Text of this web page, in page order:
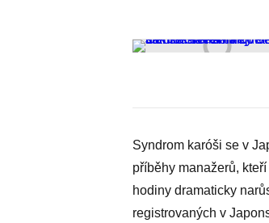
Syndrom karóši se v
příběhy manažerů,
hodiny dramaticky
registrovaných v